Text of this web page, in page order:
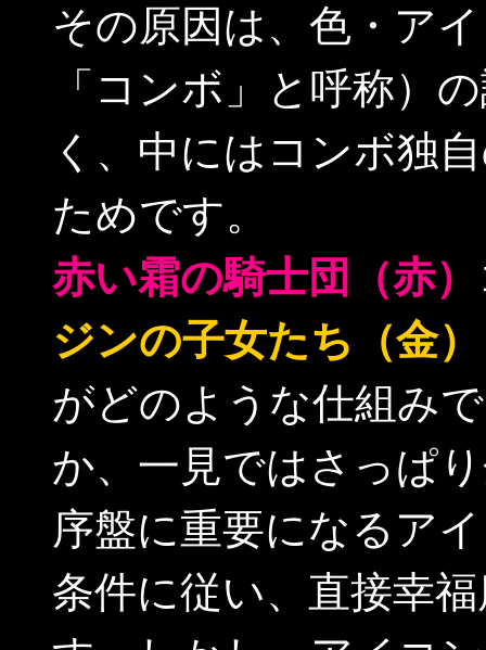
その原因は、色・ア
「コンボ」と呼称）
く、中にはコンボ独
ためです。
赤い霜の騎士団（赤）
ジンの子女たち（金）
がどのような仕組み
か、一見ではさっぱ
序盤に重要になるア
条件に従い、直接幸